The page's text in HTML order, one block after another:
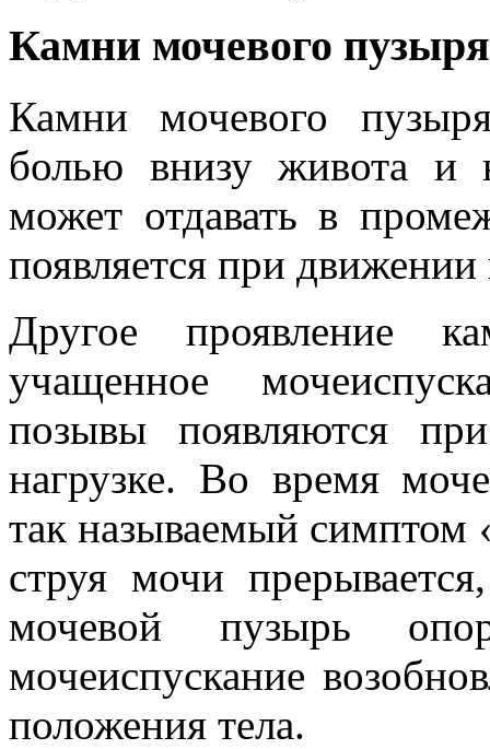
Камни мочевого пузыря
Камни мочевого
болью внизу живота и
может отдавать в
появляется при
Другое проявление
учащенное
позывы появляются
нагрузке. Во время
так называемый
струя мочи
мочевой пузырь
мочеиспускание
положения тела.